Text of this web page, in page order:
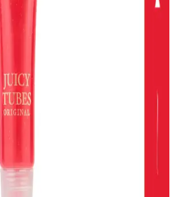
Double Touch Likit Ruj:
Dudaklar
Touch serisi, yüksek
sunan iki aşamalı likit ruj
için ideal seçenekler içerir.
Paletleri: Renk ve Kalitenin
ve geniş renk
kalıcılık ve çok yönlülük sunarak